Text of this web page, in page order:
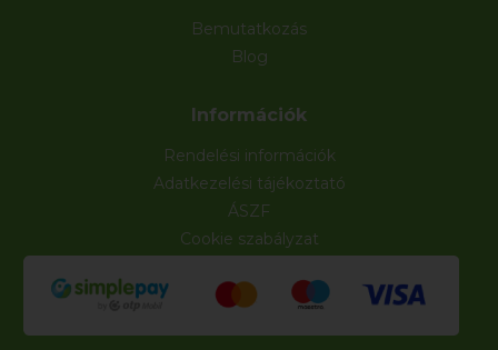
Bemutatkozás
Blog
Információk
Rendelési információk
Adatkezelési tájékoztató
ÁSZF
Cookie szabályzat